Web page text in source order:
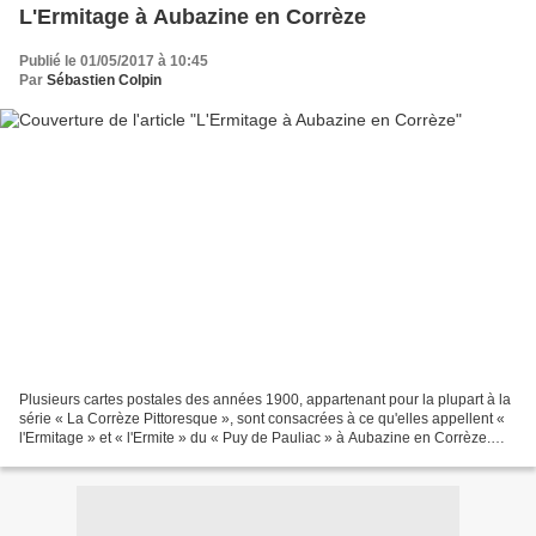
L'Ermitage à Aubazine en Corrèze
Publié le 01/05/2017 à 10:45
Par Sébastien Colpin
Plusieurs cartes postales des années 1900, appartenant pour la plupart à la
série « La Corrèze Pittoresque », sont consacrées à ce qu'elles appellent «
l'Ermitage » et « l'Ermite » du « Puy de Pauliac » à Aubazine en Corrèze.